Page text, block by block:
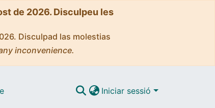
de 2026. Disculpeu les
Disculpad las molestias
inconvenience.
Iniciar sessió